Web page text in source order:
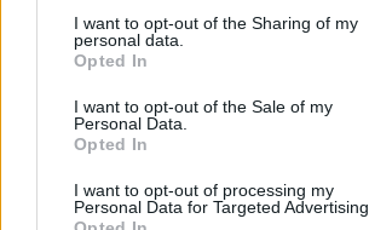
I want to opt-out of the Sharing of my
personal data.
Opted In
I want to opt-out of the Sale of my
Personal Data.
Opted In
I want to opt-out of processing my
Personal Data for Targeted Advertising.